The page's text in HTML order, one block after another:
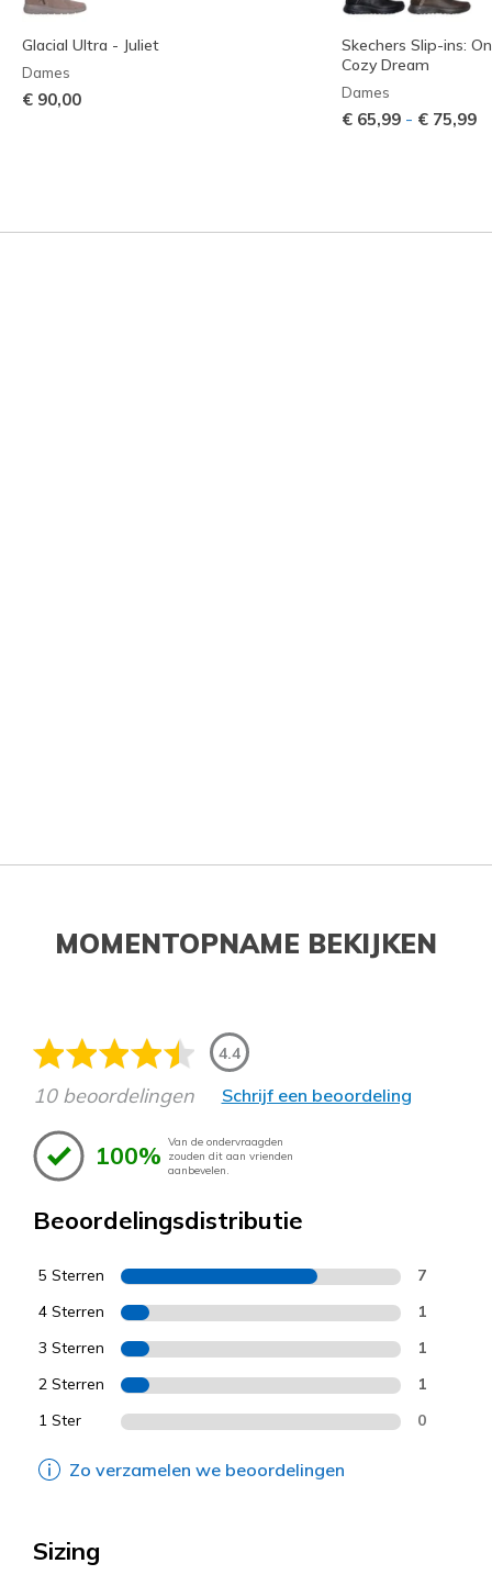
Glacial Ultra - Juliet
Dames
€ 90,00
Skechers Slip-ins:
Cozy Dream
Dames
€ 65,99 - € 75,99
MOMENTOPNAME BEKIJKEN
4.4
10 beoordelingen Schrijf een beoordeling
100% Van de ondervraagden
zouden dit aan vrienden
aanbevelen.
Beoordelingsdistributie
5 Sterren 7
4 Sterren 1
3 Sterren 1
2 Sterren 1
1 Ster 0
Zo verzamelen we beoordelingen
Sizing